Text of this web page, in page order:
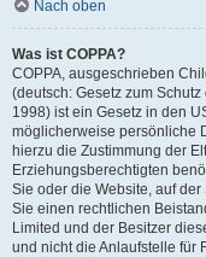
Nach oben
Was ist COPPA?
COPPA, ausgeschrieben
(deutsch: Gesetz zum
1998) ist ein Gesetz in den
möglicherweise persönliche
hierzu die Zustimmung der
Erziehungsberechtigten
Sie oder die Website, auf
Sie einen rechtlichen
Limited und der Besitzer
und nicht die Anlaufstelle für